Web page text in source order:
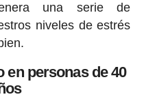
una serie de
niveles de estrés
en personas de 40